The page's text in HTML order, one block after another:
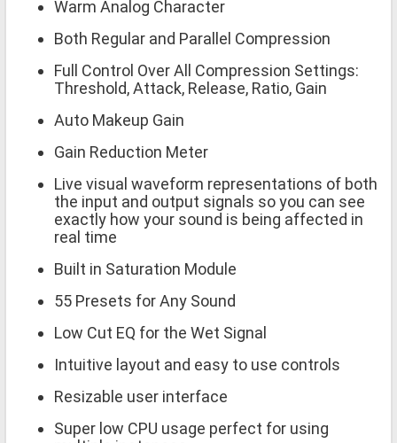
Warm Analog Character
Both Regular and Parallel Compression
Full Control Over All Compression Settings:
Threshold, Attack, Release, Ratio, Gain
Auto Makeup Gain
Gain Reduction Meter
Live visual waveform representations of both
the input and output signals so you can see
exactly how your sound is being affected in
real time
Built in Saturation Module
55 Presets for Any Sound
Low Cut EQ for the Wet Signal
Intuitive layout and easy to use controls
Resizable user interface
Super low CPU usage perfect for using